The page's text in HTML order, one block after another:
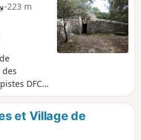
-223 m
DFCI
et clapas,
et Village de